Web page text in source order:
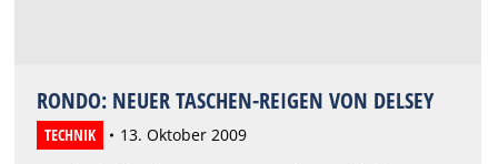
RONDO: NEUER TASCHEN-REIGEN VON DELSEY
TECHNIK 13. Oktober 2009